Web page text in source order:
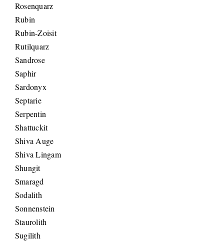
Rosenquarz
Rubin
Rubin-Zoisit
Rutilquarz
Sandrose
Saphir
Sardonyx
Septarie
Serpentin
Shattuckit
Shiva Auge
Shiva Lingam
Shungit
Smaragd
Sodalith
Sonnenstein
Staurolith
Sugilith